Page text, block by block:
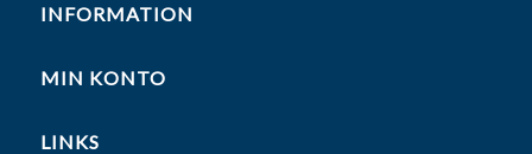
INFORMATION
MIN KONTO
LINKS